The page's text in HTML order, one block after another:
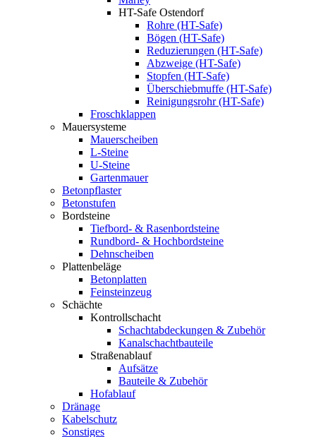
HT-Safe Ostendorf
Rohre (HT-Safe)
Bögen (HT-Safe)
Reduzierungen (HT-Safe)
Abzweige (HT-Safe)
Stopfen (HT-Safe)
Überschiebmuffe (HT-Safe)
Reinigungsrohr (HT-Safe)
Froschklappen
Mauersysteme
Mauerscheiben
L-Steine
U-Steine
Gartenmauer
Betonpflaster
Betonstufen
Bordsteine
Tiefbord- & Rasenbordsteine
Rundbord- & Hochbordsteine
Dehnscheiben
Plattenbeläge
Betonplatten
Feinsteinzeug
Schächte
Kontrollschacht
Schachtabdeckungen & Zubehör
Kanalschachtbauteile
Straßenablauf
Aufsätze
Bauteile & Zubehör
Hofablauf
Dränage
Kabelschutz
Sonstiges